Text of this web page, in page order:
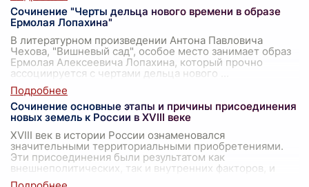
Сочинение "Черты дельца нового времени в образе
Ермолая Лопахина"
В литературном произведении Антона Павловича
Чехова, "Вишневый сад", особое место занимает образ
Ермолая Алексеевича Лопахина, который прочно
ассоциируется с чертами дельца нового
Сочинение основные этапы и причины присоединения
новых земель к России в XVIII веке
XVIII век в истории России ознаменовался
значительными территориальными приобретениями.
Эти присоединения были результатом как
внешнеполитических, так и внутренних факторов, и
отли